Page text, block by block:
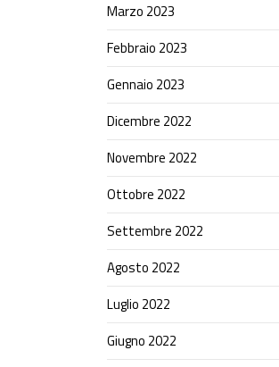
Marzo 2023
Febbraio 2023
Gennaio 2023
Dicembre 2022
Novembre 2022
Ottobre 2022
Settembre 2022
Agosto 2022
Luglio 2022
Giugno 2022